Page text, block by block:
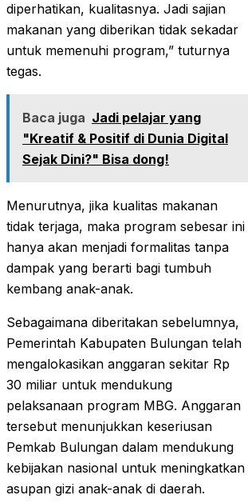
diperhatikan, kualitasnya. Jadi sajian
makanan yang diberikan tidak sekadar
untuk memenuhi program,” tuturnya
tegas.
Baca juga Jadi pelajar yang
"Kreatif & Positif di Dunia Digital
Sejak Dini?" Bisa dong!
Menurutnya, jika kualitas makanan
tidak terjaga, maka program sebesar ini
hanya akan menjadi formalitas tanpa
dampak yang berarti bagi tumbuh
kembang anak-anak.
Sebagaimana diberitakan sebelumnya,
Pemerintah Kabupaten Bulungan telah
mengalokasikan anggaran sekitar Rp
30 miliar untuk mendukung
pelaksanaan program MBG. Anggaran
tersebut menunjukkan keseriusan
Pemkab Bulungan dalam mendukung
kebijakan nasional untuk meningkatkan
asupan gizi anak-anak di daerah.